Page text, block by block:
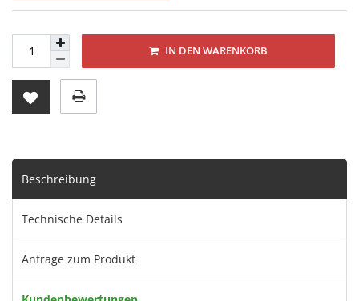
IN DEN WARENKORB
Beschreibung
Technische Details
Anfrage zum Produkt